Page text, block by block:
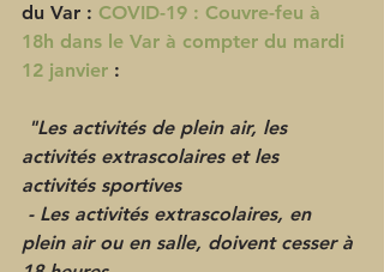
du Var : COVID-19 : Couvre-feu à
18h dans le Var à compter du mardi
12 janvier :
activités extrascolaires et les
activités sportives
plein air ou en salle, doivent cesser à